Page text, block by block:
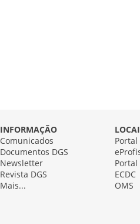
INFORMAÇÃO
Comunicados
Documentos DGS
Newsletter
Revista DGS
Mais...
Portal
Portal
ECDC
OMS